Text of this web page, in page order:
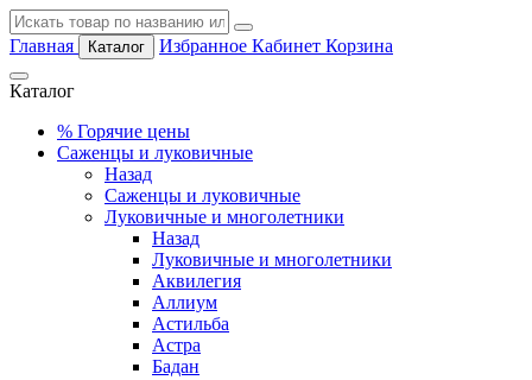
Главная Каталог Избранное Кабинет Корзина
Каталог
% Горячие цены
Саженцы и луковичные
Назад
Саженцы и луковичные
Луковичные и многолетники
Назад
Луковичные и многолетники
Аквилегия
Аллиум
Астильба
Астра
Бадан